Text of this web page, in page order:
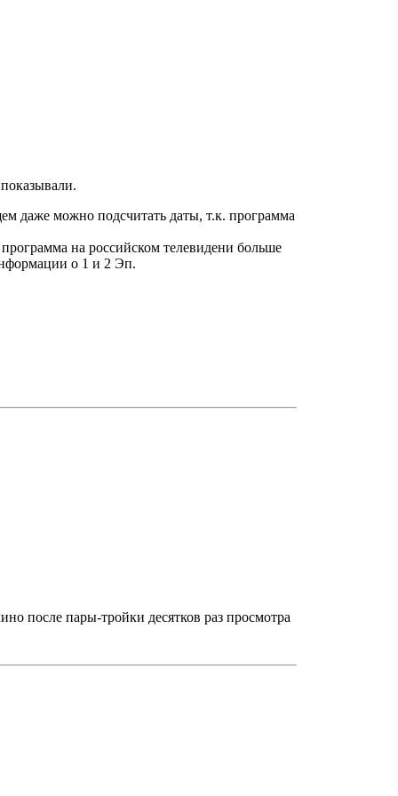
даже можно подсчитать даты, т.к. программа
на российском телевидени больше
о 1 и 2 Эп.
после пары-тройки десятков раз просмотра